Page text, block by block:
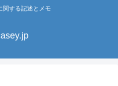
関する記述とメモ